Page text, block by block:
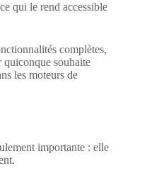
qui le rend accessible
complètes,
souhaite
les moteurs de
importante : elle